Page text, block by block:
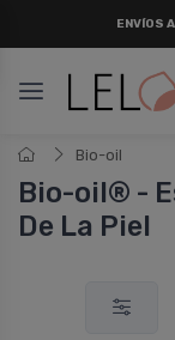
ENVÍOS
Bio-oil
Bio-oil® -
De La Piel